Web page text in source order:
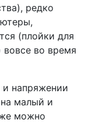
редко
(плойки для
вовсе во время
напряжении
малый и
можно